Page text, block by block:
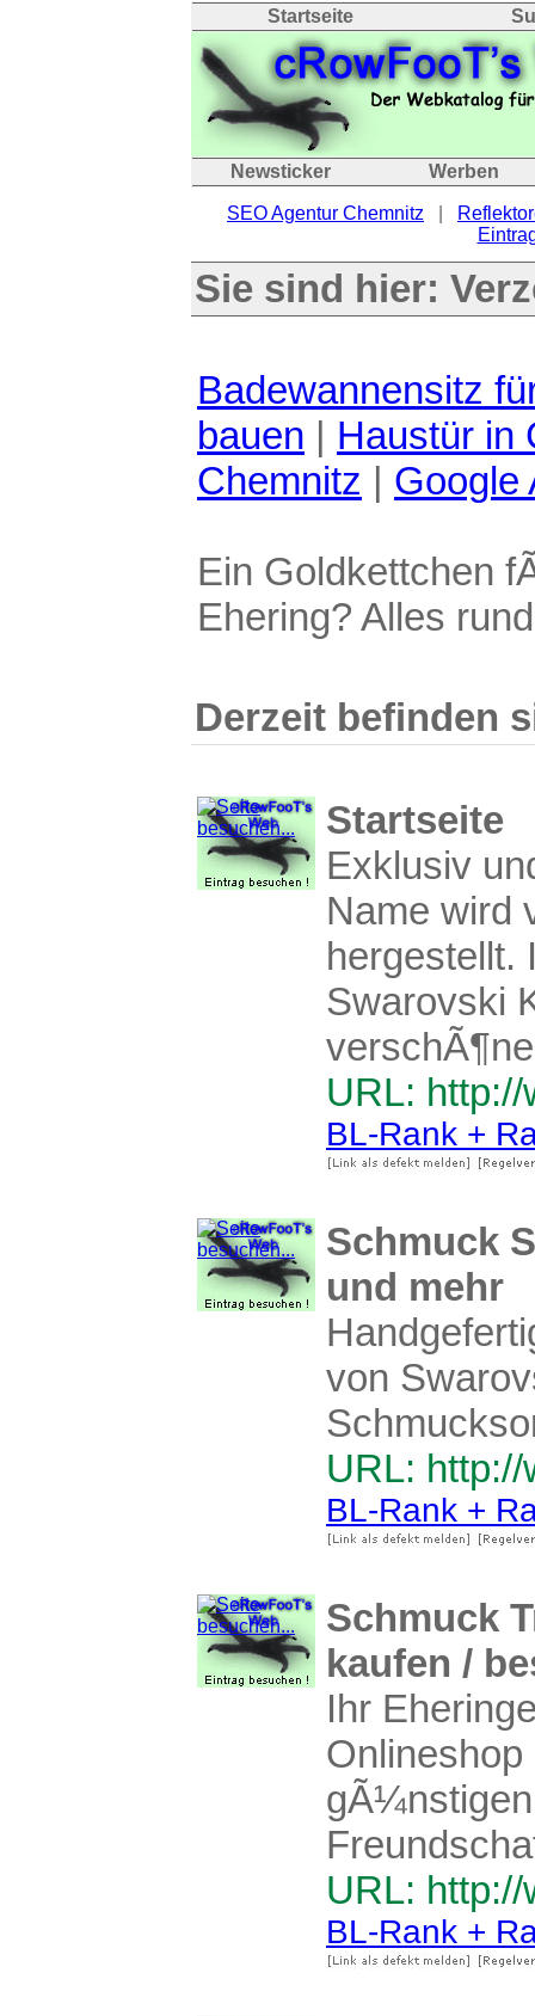
Startseite
Newsticker Werben
SEO Agentur Chemnitz
Sie sind hier:
Badewannensitz
bauen | Haustür in
Chemnitz | Google
Ein Goldkettchen
Ehering? Alles
Derzeit befinden
Startseite
Exklusiv
Name wird
hergestellt.
Swarovski
URL:
BL-Rank +
Schmuck
und mehr
von
URL:
BL-Rank +
Schmuck
kaufen /
Ihr
URL:
BL-Rank +